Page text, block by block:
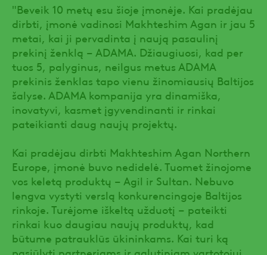
"Beveik 10 metų esu šioje įmonėje. Kai pradėjau
dirbti, įmonė vadinosi Makhteshim Agan ir jau 5
metai, kai ji pervadinta į naują pasaulinį
prekinį ženklą – ADAMA. Džiaugiuosi, kad per
tuos 5, palyginus, neilgus metus ADAMA
prekinis ženklas tapo vienu žinomiausių Baltijos
šalyse. ADAMA kompanija yra dinamiška,
inovatyvi, kasmet įgyvendinanti ir rinkai
pateikianti daug naujų projektų.
Kai pradėjau dirbti Makhteshim Agan Northern
Europe, įmonė buvo nedidelė. Tuomet žinojome
vos keletą produktų – Agil ir Sultan. Nebuvo
lengva vystyti verslą konkurencingoje Baltijos
rinkoje. Turėjome iškeltą užduotį – pateikti
rinkai kuo daugiau naujų produktų, kad
būtume patrauklūs ūkininkams. Kai turi ką
pasiūlyti partneriams ir galutiniam vartotojui,